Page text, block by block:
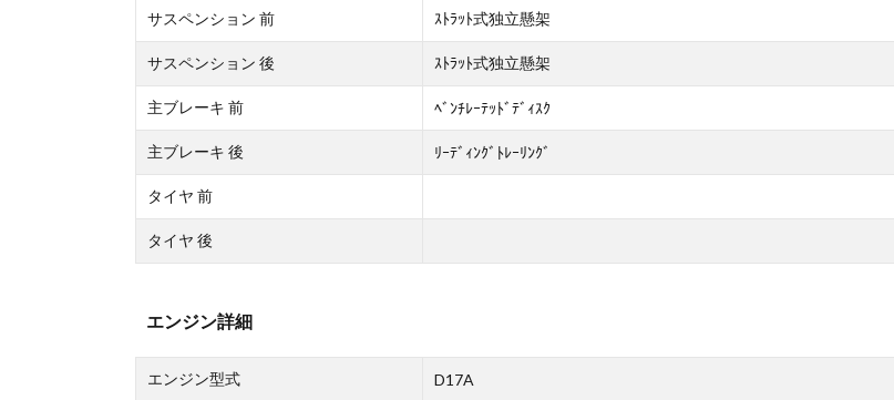
サスペンション 前 ｽﾄﾗｯﾄ式独立懸架
サスペンション 後 ｽﾄﾗｯﾄ式独立懸架
主ブレーキ 前 ﾍﾞﾝﾁﾚｰﾃｯﾄﾞﾃﾞｨｽｸ
主ブレーキ 後 ﾘｰﾃﾞｨﾝｸﾞﾄﾚｰﾘﾝｸﾞ
タイヤ 前
タイヤ 後
エンジン詳細
エンジン型式 D17A